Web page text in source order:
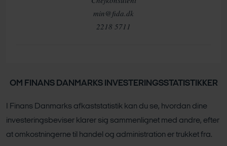
min@fida.dk
2218 5711
OM FINANS DANMARKS INVESTERINGSSTATISTIKKER
I Finans Danmarks afkaststatistik kan du se, hvordan dine
investeringsbeviser klarer sig sammenlignet med andre, efter
at omkostningerne til handel og administration er trukket fra.